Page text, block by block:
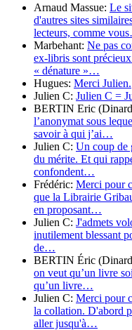
Arnaud Massue: Le
d'autres sites
lecteurs, comme
Marbehant: Ne pas
ex-libris sont
« dénature »…
Hugues: Merci Julien.
Julien C: Julien C =
BERTIN Eric
l’anonymat sous
savoir à qui j’ai…
Julien C: Un coup de
du mérite. Et qui
confondent…
Frédéric: Merci pour
que la Librairie
en proposant…
Julien C: J'admets
inutilement blessant
de…
BERTIN Éric
on veut qu’un livre
qu’un livre…
Julien C: Merci pour
la collation. D'abord
aller jusqu'à…